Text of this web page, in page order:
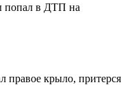
попал в ДТП на
правое крыло, притерся